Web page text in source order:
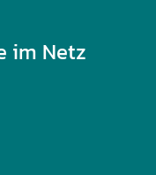
im Netz